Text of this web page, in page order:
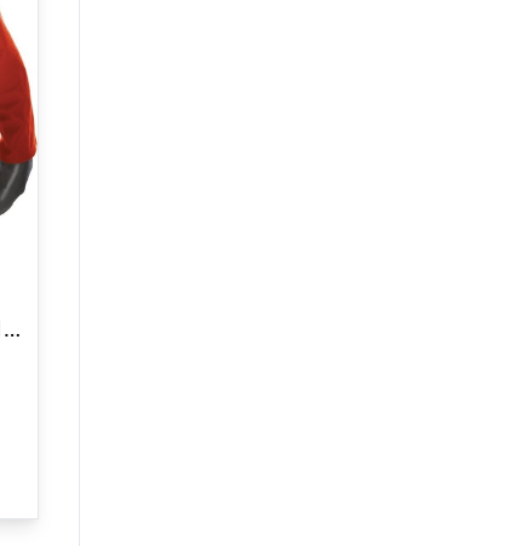
Rubies – Foxy Costume – (116-122 Cm)